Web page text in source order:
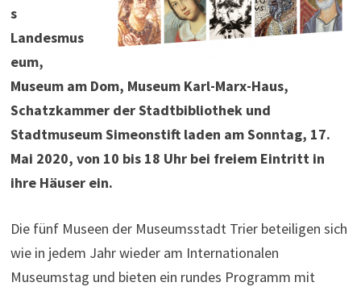
s
Landesmus
eum,
Museum am Dom, Museum Karl-Marx-Haus,
Schatzkammer der Stadtbibliothek und
Stadtmuseum Simeonstift laden am Sonntag, 17.
Mai 2020, von 10 bis 18 Uhr bei freiem Eintritt in
ihre Häuser ein.
Die fünf Museen der Museumsstadt Trier beteiligen sich
wie in jedem Jahr wieder am Internationalen
Museumstag und bieten ein rundes Programm mit